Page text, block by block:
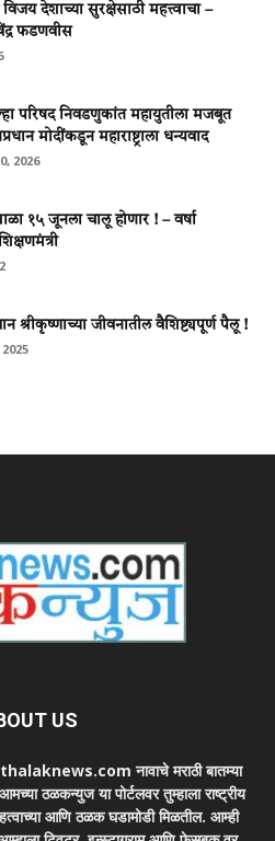
देशाच्या सुरक्षेसाठी महत्त्वाचा –
फडणवीस
परिषद निवडणुकांत महायुतीला मजबूत
मोदींकडून महाराष्ट्राला धन्यवाद
2026
१५ जूनला चालू होणार ! – वर्षा
श्रीकृष्णाच्या जीवनातील वैशिष्ट्यपूर्ण पैलू !
US
नावाचे मराठी बातम्या
ठळकन्युज या पोर्टलवर तुम्हाला राष्ट्रीय
आणि ठळक घडामोडी मिळतील. आम्ही